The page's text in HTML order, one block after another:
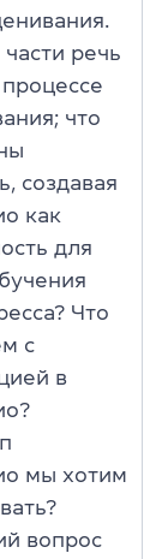
речь
что
создавая
как
для
Что
с
в
мы хотим
вопрос